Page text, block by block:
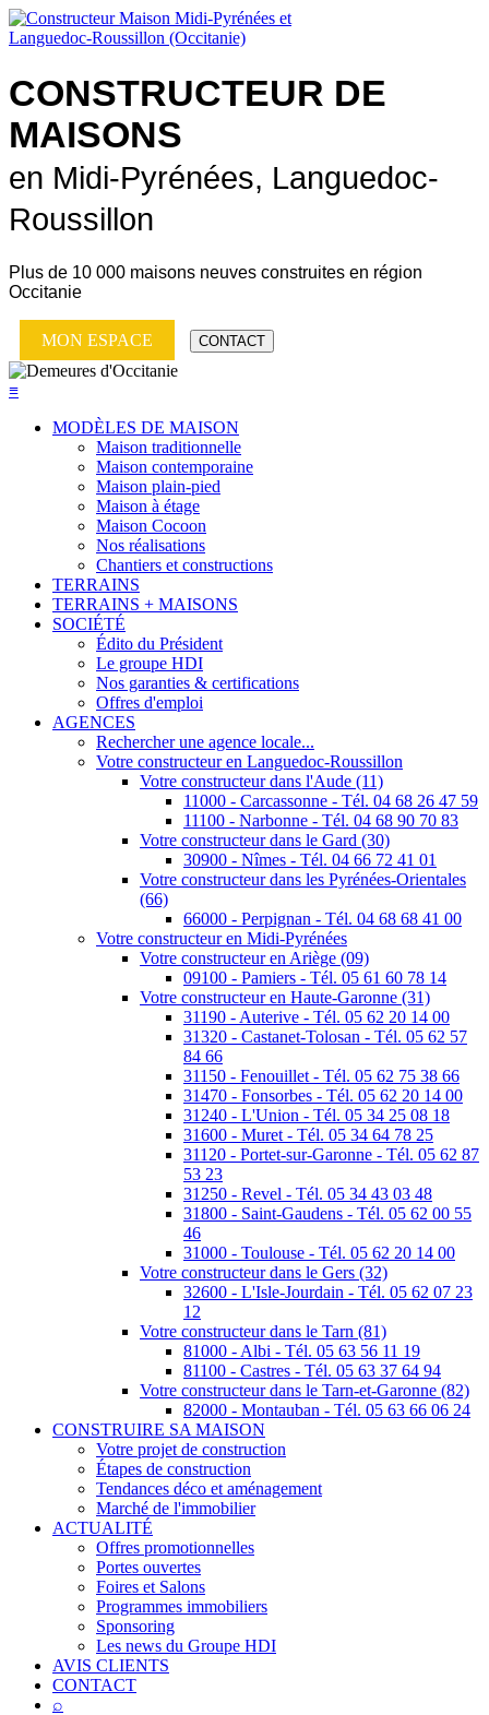
CONSTRUCTEUR DE
MAISONS
en Midi-Pyrénées, Languedoc-
Roussillon
Plus de 10 000 maisons neuves construites en région
Occitanie
MON ESPACE CONTACT
≡
MODÈLES DE MAISON
Maison traditionnelle
Maison contemporaine
Maison plain-pied
Maison à étage
Maison Cocoon
Nos réalisations
Chantiers et constructions
TERRAINS
TERRAINS + MAISONS
SOCIÉTÉ
Édito du Président
Le groupe HDI
Nos garanties & certifications
Offres d'emploi
AGENCES
Rechercher une agence locale...
Votre constructeur en Languedoc-Roussillon
Votre constructeur dans l'Aude (11)
11000 - Carcassonne - Tél. 04 68 26 47 59
11100 - Narbonne - Tél. 04 68 90 70 83
Votre constructeur dans le Gard (30)
30900 - Nîmes - Tél. 04 66 72 41 01
Votre constructeur dans les Pyrénées-Orientales
(66)
66000 - Perpignan - Tél. 04 68 68 41 00
Votre constructeur en Midi-Pyrénées
Votre constructeur en Ariège (09)
09100 - Pamiers - Tél. 05 61 60 78 14
Votre constructeur en Haute-Garonne (31)
31190 - Auterive - Tél. 05 62 20 14 00
31320 - Castanet-Tolosan - Tél. 05 62 57
84 66
31150 - Fenouillet - Tél. 05 62 75 38 66
31470 - Fonsorbes - Tél. 05 62 20 14 00
31240 - L'Union - Tél. 05 34 25 08 18
31600 - Muret - Tél. 05 34 64 78 25
31120 - Portet-sur-Garonne - Tél. 05 62 87
53 23
31250 - Revel - Tél. 05 34 43 03 48
31800 - Saint-Gaudens - Tél. 05 62 00 55
46
31000 - Toulouse - Tél. 05 62 20 14 00
Votre constructeur dans le Gers (32)
32600 - L'Isle-Jourdain - Tél. 05 62 07 23
12
Votre constructeur dans le Tarn (81)
81000 - Albi - Tél. 05 63 56 11 19
81100 - Castres - Tél. 05 63 37 64 94
Votre constructeur dans le Tarn-et-Garonne (82)
82000 - Montauban - Tél. 05 63 66 06 24
CONSTRUIRE SA MAISON
Votre projet de construction
Étapes de construction
Tendances déco et aménagement
Marché de l'immobilier
ACTUALITÉ
Offres promotionnelles
Portes ouvertes
Foires et Salons
Programmes immobiliers
Sponsoring
Les news du Groupe HDI
AVIS CLIENTS
CONTACT
⌕